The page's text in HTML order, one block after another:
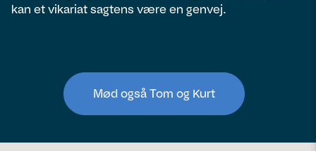
kan et vikariat sagtens være en genvej.
Mød også Tom og Kurt